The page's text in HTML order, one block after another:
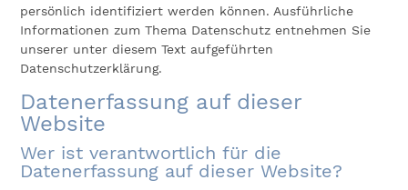
persönlich identifiziert werden können. Ausführliche
Informationen zum Thema Datenschutz entnehmen Sie
unserer unter diesem Text aufgeführten
Datenschutzerklärung.
Datenerfassung auf dieser
Website
Wer ist verantwortlich für die
Datenerfassung auf dieser Website?